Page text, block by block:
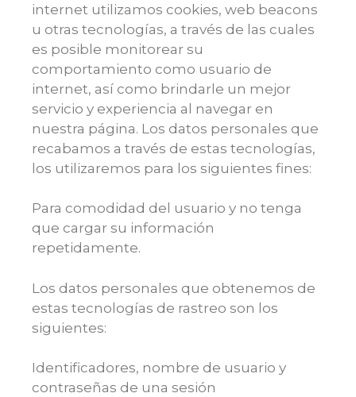
internet utilizamos cookies, web beacons
u otras tecnologías, a través de las cuales
es posible monitorear su
comportamiento como usuario de
internet, así como brindarle un mejor
servicio y experiencia al navegar en
nuestra página. Los datos personales que
recabamos a través de estas tecnologías,
los utilizaremos para los siguientes fines:
Para comodidad del usuario y no tenga
que cargar su información
repetidamente.
Los datos personales que obtenemos de
estas tecnologías de rastreo son los
siguientes:
Identificadores, nombre de usuario y
contraseñas de una sesión